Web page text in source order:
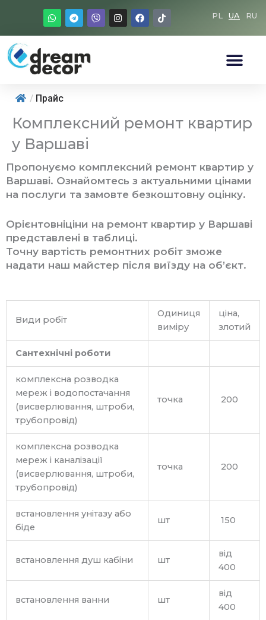
вмісту
PL UA RU
W
h
a
t
a
p
p
T
e
l
e
r
a
m
V
i
b
e
I
n
s
t
F
a
c
e
T
i
t
/ Прайс
Комплексний ремонт квартир
у Варшаві
Пропонуємо комплексний ремонт квартир у
Варшаві. Ознайомтесь з актуальними цінами
на послуги та замовте безкоштовну оцінку.
Орієнтовніціни на ремонт квартир у Варшаві
представлені в таблиці.
Точну вартість ремонтних робіт зможе
надати наш майстер після виїзду на об’єкт.
Види робіт
Одиниця
виміру
ціна,
злотий
Сантехнічні роботи
комплексна розводка
мереж і водопостачання
(висверлювання, штроби,
трубопровід)
точка 200
комплексна розводка
мереж і каналізації
(висверлювання, штроби,
трубопровід)
точка 200
встановлення унітазу або
біде
шт 150
встановлення душ кабіни шт
від
400
встановлення ванни шт
від
400